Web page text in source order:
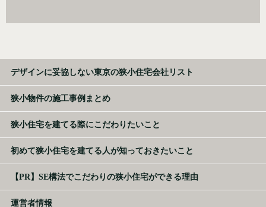
デザインに妥協しない東京の狭小住宅会社リスト
狭小物件の施工事例まとめ
狭小住宅を建てる際にこだわりたいこと
初めて狭小住宅を建てる人が知っておきたいこと
【PR】SE構法でこだわりの狭小住宅ができる理由
運営者情報